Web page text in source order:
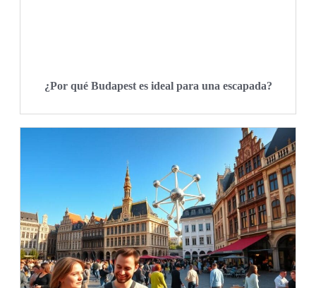
¿Por qué Budapest es ideal para una escapada?